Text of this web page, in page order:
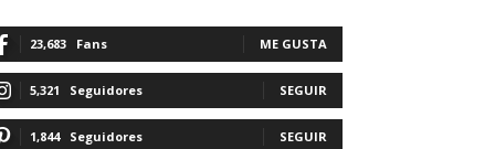
23,683 Fans ME GUSTA
5,321 Seguidores SEGUIR
1,844 Seguidores SEGUIR